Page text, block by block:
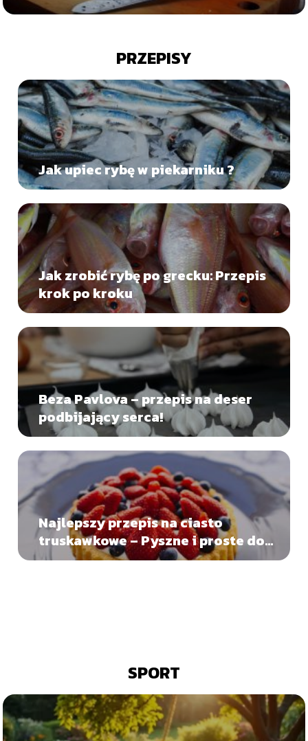
PRZEPISY
Jak upiec rybę w piekarniku ?
Jak zrobić rybę po grecku: Przepis
krok po kroku
Beza Pavlova – przepis na deser
podbijający serca!
Najlepszy przepis na ciasto
truskawkowe – Pyszne i proste do
przygotowania
SPORT